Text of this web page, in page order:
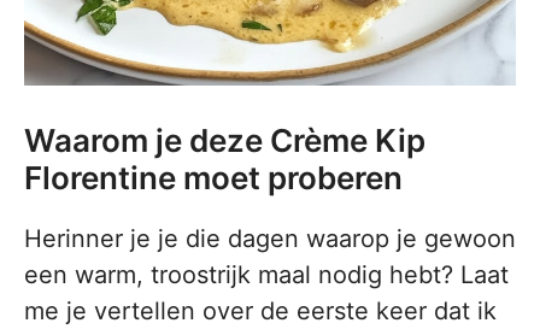
Waarom je deze Crème Kip
Florentine moet proberen
Herinner je je die dagen waarop je gewoon
een warm, troostrijk maal nodig hebt? Laat
me je vertellen over de eerste keer dat ik